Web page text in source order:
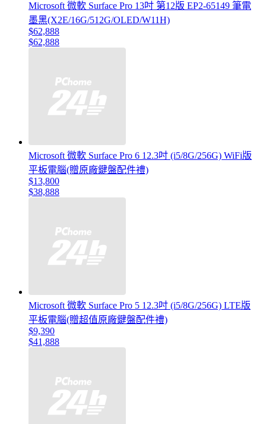
Microsoft 微軟 Surface Pro 13吋 第12版 EP2-65149 筆電
墨黑(X2E/16G/512G/OLED/W11H)
$62,888
$62,888
Microsoft 微軟 Surface Pro 6 12.3吋 (i5/8G/256G) WiFi版
平板電腦(贈原廠鍵盤配件禮)
$13,800
$38,888
Microsoft 微軟 Surface Pro 5 12.3吋 (i5/8G/256G) LTE版
平板電腦(贈超值原廠鍵盤配件禮)
$9,390
$41,888